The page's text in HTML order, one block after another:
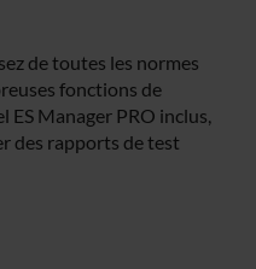
de toutes les normes
fonctions de
ES Manager PRO inclus,
des rapports de test